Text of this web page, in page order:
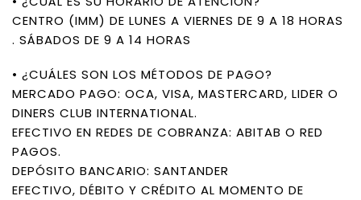
CENTRO (IMM) DE LUNES A VIERNES DE 9 A 18 HORAS
. SÁBADOS DE 9 A 14 HORAS
• ¿CUÁLES SON LOS MÉTODOS DE PAGO?
MERCADO PAGO: OCA, VISA, MASTERCARD, LIDER O
DINERS CLUB INTERNATIONAL.
EFECTIVO EN REDES DE COBRANZA: ABITAB O RED
PAGOS.
DEPÓSITO BANCARIO: SANTANDER
EFECTIVO, DÉBITO Y CRÉDITO AL MOMENTO DE